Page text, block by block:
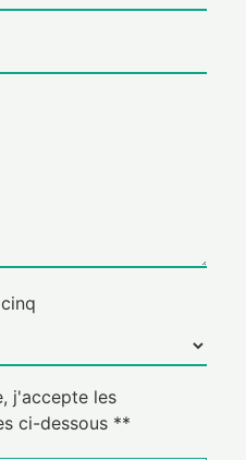
j'accepte les
ci-dessous **